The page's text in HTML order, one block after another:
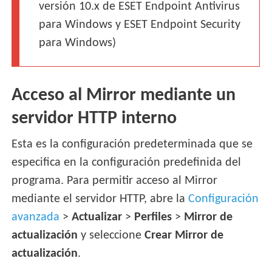
versión 10.x de ESET Endpoint Antivirus
para Windows y ESET Endpoint Security
para Windows)
Acceso al Mirror mediante un
servidor HTTP interno
Esta es la configuración predeterminada que se
especifica en la configuración predefinida del
programa. Para permitir acceso al Mirror
mediante el servidor HTTP, abre laConfiguración
avanzada > Actualizar > Perfiles > Mirror de
actualización y seleccioneCrear Mirror de
actualización.